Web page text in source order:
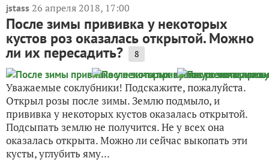
jstass 26 апреля 2018, 17:00
После зимы прививка у некоторых
кустов роз оказалась открытой. Можно
ли их пересадить? 8
Уважаемые соклубники! Подскажите, пожалуйста.
Открыл розы после зимы. Землю подмыло, и
прививка у некоторых кустов оказалась открытой.
Подсыпать землю не получится. Не у всех она
оказалась открыта. Можно ли сейчас выкопать эти
кусты, углубить яму...